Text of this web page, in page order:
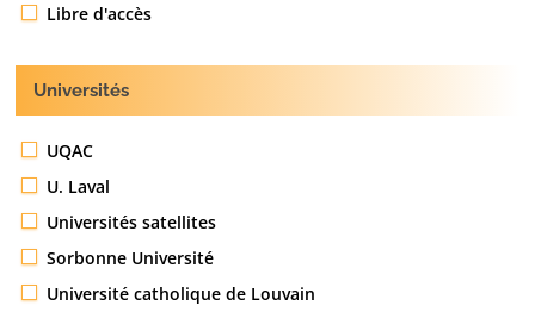
Libre d'accès
Universités
UQAC
U. Laval
Universités satellites
Sorbonne Université
Université catholique de Louvain